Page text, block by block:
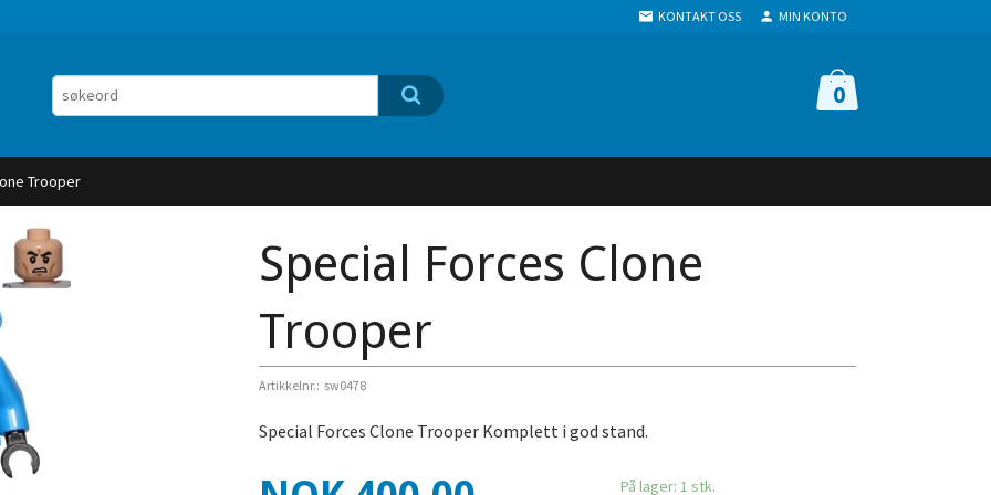
KONTAKT OSS MIN KONTO
0
Trooper
Special Forces Clone
Trooper
Artikkelnr.: sw0478
Special Forces Clone Trooper Komplett i god stand.
På lager: 1 stk.